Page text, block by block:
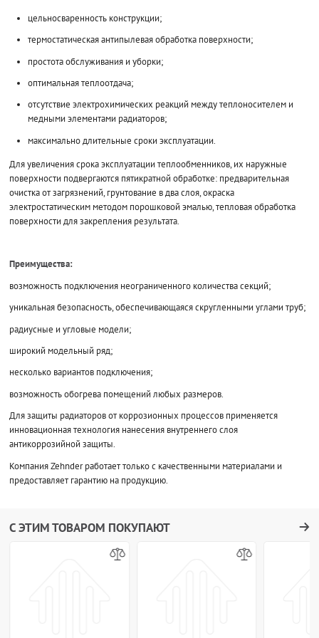
цельносваренность конструкции;
термостатическая антипылевая обработка поверхности;
простота обслуживания и уборки;
оптимальная теплоотдача;
отсутствие электрохимических реакций между теплоносителем и
медными элементами радиаторов;
максимально длительные сроки эксплуатации.
Для увеличения срока эксплуатации теплообменников, их наружные
поверхности подвергаются пятикратной обработке: предварительная
очистка от загрязнений, грунтование в два слоя, окраска
электростатическим методом порошковой эмалью, тепловая обработка
поверхности для закрепления результата.
Преимущества:
возможность подключения неограниченного количества секций;
уникальная безопасность, обеспечивающаяся скругленными углами труб;
радиусные и угловые модели;
широкий модельный ряд;
несколько вариантов подключения;
возможность обогрева помещений любых размеров.
Для защиты радиаторов от коррозионных процессов применяется
инновационная технология нанесения внутреннего слоя
антикоррозийной защиты.
Компания Zehnder работает только с качественными материалами и
предоставляет гарантию на продукцию.
С ЭТИМ ТОВАРОМ ПОКУПАЮТ